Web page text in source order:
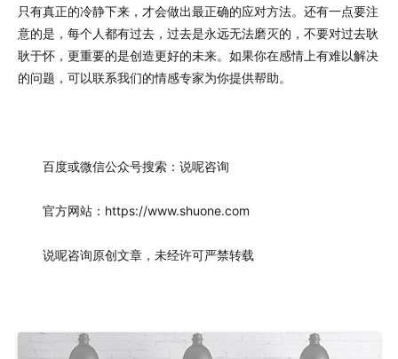
只有真正的冷静下来，才会做出最正确的应对方法。还有一点要注
意的是，每个人都有过去，过去是永远无法磨灭的，不要对过去耿
耿于怀，更重要的是创造更好的未来。如果你在感情上有难以解决
的问题，可以联系我们的情感专家为你提供帮助。
百度或微信公众号搜索：说呢咨询
官方网站：https://www.shuone.com
说呢咨询原创文章，未经许可严禁转载